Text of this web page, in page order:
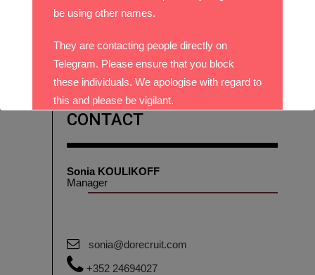
Please follow and like us:
CONTACT
Sonia KOULIKOFF
Manager
sonia@dorecruit.com
+352 24694027
be using other names.
They are contacting people directly on
Telegram. Please ensure that you block
these individuals. We apologise with regard to
this and please be vigilant.
The DO Recruitment Team